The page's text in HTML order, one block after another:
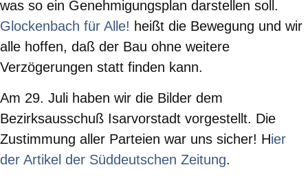
was so ein Genehmigungsplan darstellen soll.
Glockenbach für Alle! heißt die Bewegung und wir
alle hoffen, daß der Bau ohne weitere
Verzögerungen statt finden kann.
Am 29. Juli haben wir die Bilder dem
Bezirksausschuß Isarvorstadt vorgestellt. Die
Zustimmung aller Parteien war uns sicher! Hier
der Artikel der Süddeutschen Zeitung.